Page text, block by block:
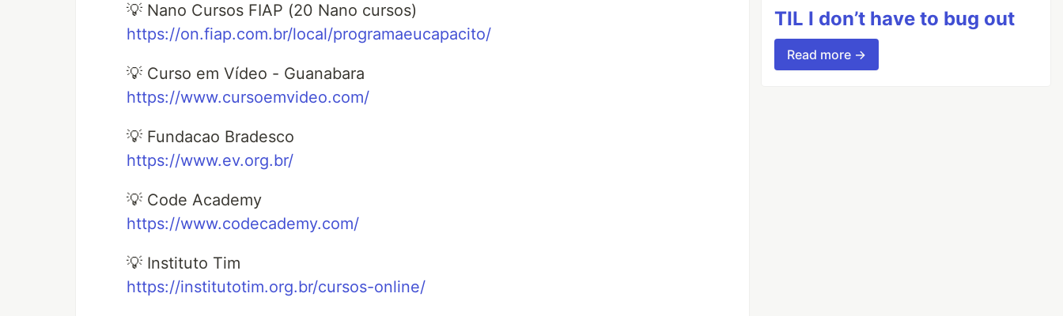
💡 Nano Cursos FIAP (20 Nano cursos)
https://on.fiap.com.br/local/programaeucapacito/
💡 Curso em Vídeo - Guanabara
https://www.cursoemvideo.com/
💡 Fundacao Bradesco
https://www.ev.org.br/
💡 Code Academy
https://www.codecademy.com/
💡 Instituto Tim
https://institutotim.org.br/cursos-online/
TIL I don’t have to bug out
Read more →